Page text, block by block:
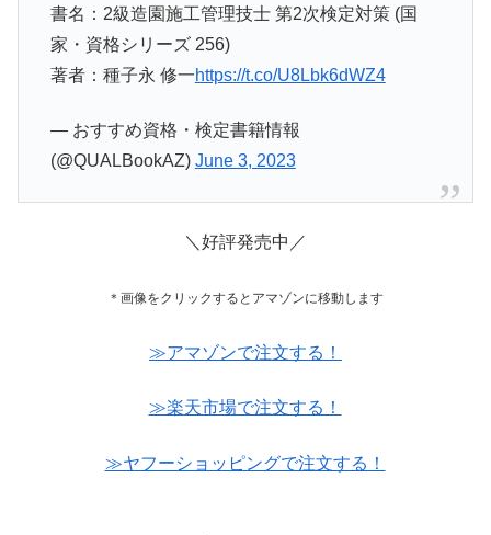
書名：2級造園施工管理技士 第2次検定対策 (国
家・資格シリーズ 256)
著者：種子永 修一https://t.co/U8Lbk6dWZ4
— おすすめ資格・検定書籍情報
(@QUALBookAZ) June 3, 2023
＼好評発売中／
＊画像をクリックするとアマゾンに移動します
≫アマゾンで注文する！
≫楽天市場で注文する！
≫ヤフーショッピングで注文する！